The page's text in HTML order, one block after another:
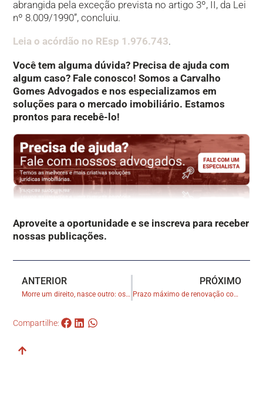
abrangida pela exceção prevista no artigo 3º, II, da Lei
nº 8.009/1990”, concluiu.
Leia o acórdão no REsp 1.976.743.
Você tem alguma dúvida? Precisa de ajuda com
algum caso? Fale conosco! Somos a Carvalho
Gomes Advogados e nos especializamos em
soluções para o mercado imobiliário. Estamos
prontos para recebê-lo!
Aproveite a oportunidade e se inscreva para receber
nossas publicações.
ANTERIOR
Morre um direito, nasce outro: os institutos da supressio e da surrectio na interpretação do STJ
PRÓXIMO
Prazo máximo de renovação compulsória de aluguel comercial é de cinco anos, afirma Quarta Turma
Compartilhe: